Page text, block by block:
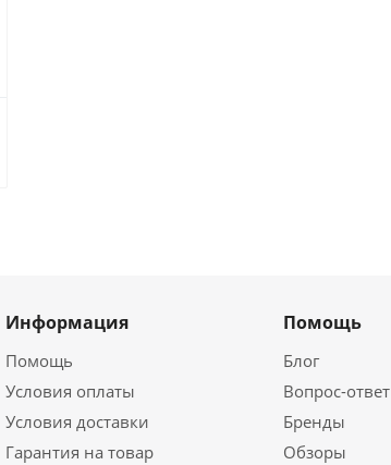
Информация
Помощь
Условия оплаты
Условия доставки
Гарантия на товар
Помощь
Блог
Вопрос-ответ
Бренды
Обзоры